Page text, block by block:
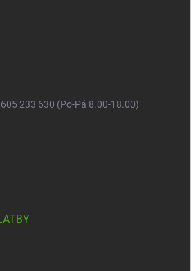
233 630 (Po-Pá 8.00-18.00)